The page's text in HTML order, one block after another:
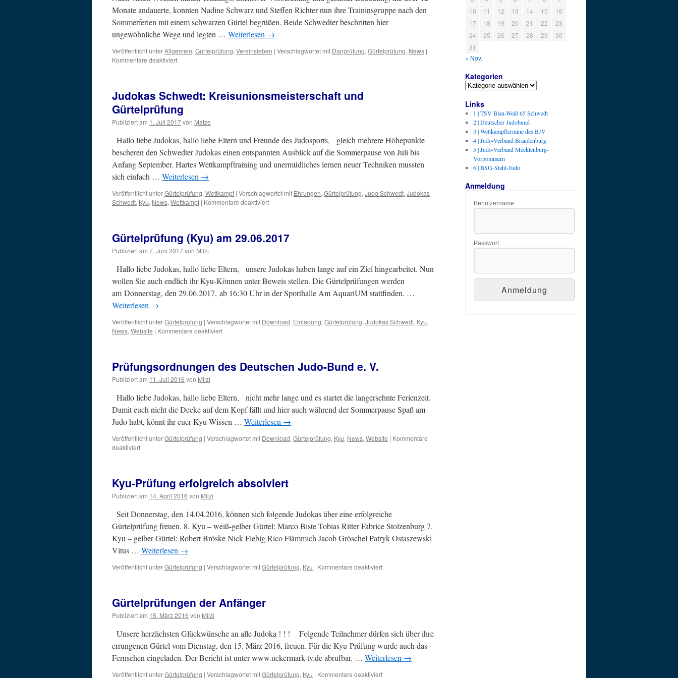
Monate andauerte, konnten Nadine Schwarz und Steffen Richter nun ihre Traininsgruppe nach den
Sommerferien mit einem schwarzen Gürtel begrüßen. Beide Schwedter beschritten hier
ungewöhnliche Wege und legten … Weiterlesen →
Veröffentlicht unterAllgemein, Gürtelprüfung, Vereinsleben | Verschlagwortet mit Danprüfung, Gürtelprüfung, News |
Kommentare deaktiviertfür
Verein
Judokas Schwedt: Kreisunionsmeisterschaft und
Gürtelprüfung
Publiziert am 1. Juli 2017von Matze
Hallo liebe Judokas, hallo liebe Eltern und Freunde des Judosports, gleich mehrere Höhepunkte
bescheren den Schwedter Judokas einen entspannten Ausblick auf die Sommerpause von Juli bis
Anfang September. Hartes Wettkampftraining und unermüdliches lernen neuer Techniken mussten
sich einfach … Weiterlesen →
Veröffentlicht unterGürtelprüfung, Wettkampf | Verschlagwortet mit Ehrungen, Gürtelprüfung, Judo Schwedt, Judokas
Schwedt, Kyu, News, Wettkampf | Kommentare deaktiviertfür
und
Gürtelprüfung (Kyu) am 29.06.2017
Publiziert am 7. Juni 2017von Milzi
Hallo liebe Judokas, hallo liebe Eltern, unsere Judokas haben lange auf ein Ziel hingearbeitet. Nun
wollen Sie auch endlich ihr Kyu-Können unter Beweis stellen. Die Gürtelprüfungen werden
am Donnerstag, den 29.06.2017, ab 16:30 Uhr in der Sporthalle Am AquariUM stattfinden. …
Weiterlesen →
Veröffentlicht unterGürtelprüfung | Verschlagwortet mit Download, Einladung, Gürtelprüfung, Judokas Schwedt, Kyu,
News, Website | Kommentare deaktiviertfür
29.06.2017
Prüfungsordnungen des Deutschen Judo-Bund e. V.
Publiziert am 11. Juli 2016 von Milzi
Hallo liebe Judokas, hallo liebe Eltern, nicht mehr lange und es startet die langersehnte Ferienzeit.
Damit euch nicht die Decke auf dem Kopf fällt und hier auch während der Sommerpause Spaß am
Judo habt, könnt ihr euer Kyu-Wissen … Weiterlesen →
Veröffentlicht unterGürtelprüfung | Verschlagwortet mit Download, Gürtelprüfung, Kyu, News, Website | Kommentare
deaktiviertfür
Judo-
Bund
e.
Kyu-Prüfung erfolgreich absolviert
Publiziert am 14. April 2016 von Milzi
Seit Donnerstag, den 14.04.2016, können sich folgende Judokas über eine erfolgreiche
Gürtelprüfung freuen. 8. Kyu – weiß-gelber Gürtel: Marco Biste Tobias Ritter Fabrice Stolzenburg 7.
Kyu – gelber Gürtel: Robert Bröske Nick Fiebig Rico Flämmich Jacob Gröschel Patryk Ostaszewski
Vitus … Weiterlesen →
Veröffentlicht unterGürtelprüfung | Verschlagwortet mitGürtelprüfung, Kyu | Kommentare deaktiviertfür
Gürtelprüfungen der Anfänger
Publiziert am 15. März 2016 von Milzi
Unsere herzlichsten Glückwünsche an alle Judoka ! ! ! Folgende Teilnehmer dürfen sich über ihre
errungenen Gürtel vom Dienstag, den 15. März 2016, freuen. Für die Kyu-Prüfung wurde auch das
Fernsehen eingeladen. Der Bericht ist unter www.uckermark-tv.de abrufbar. … Weiterlesen →
Veröffentlicht unterGürtelprüfung | Verschlagwortet mitGürtelprüfung, Kyu | Kommentare deaktiviertfür
10
11 12 13 14 15
16
17
18 19 20 21 22
23
24
25 26 27 28 29
30
31
« Nov.
Kategorien
Kategorien
Links
1 | TSV Blau-Weiß 65 Schwedt
2 | Deutscher Judobund
3 | Wettkampftermine des BJV
4 | Judo-Verband Brandenburg
5 | Judo-Verband Mecklenburg-
Vorpommern
6 | BSG-Stahl-Judo
Anmeldung
Benutzername
Passwort